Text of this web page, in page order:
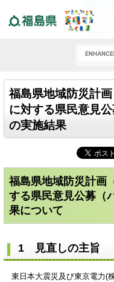
福島県地域防災計
に対する県民意見
の実施結果
福島県地域防災計画
する県民意見公募（
果について
1 見直しの主旨
東日本大震災及び東京電力(